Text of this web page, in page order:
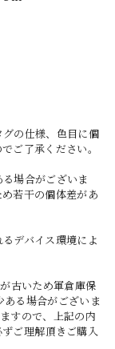
の仕様、色目に個
ご了承ください。
場合がございま
若干の個体差があ
デバイス環境によ
古いため軍倉庫保
る場合がございま
すので、上記の内
ご理解頂きご購入